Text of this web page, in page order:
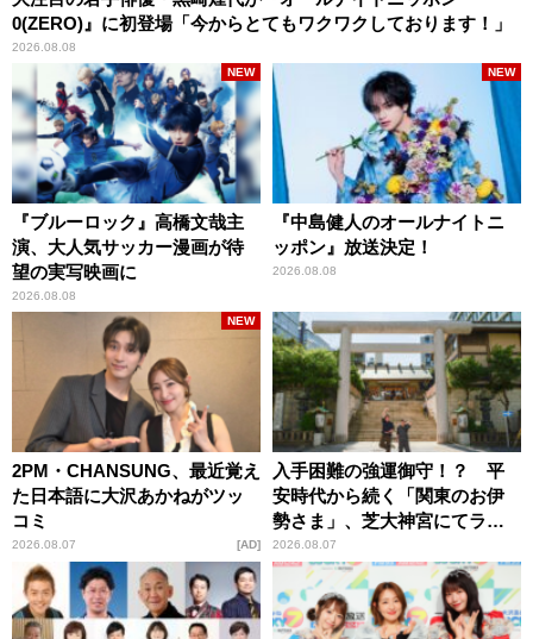
0(ZERO)』に初登場「今からとてもワクワクしております！」
2026.08.08
『ブルーロック』高橋文哉主
演、大人気サッカー漫画が待
望の実写映画に
2026.08.08
NEW
『中島健人のオールナイトニ
ッポン』放送決定！
2026.08.08
NEW
2PM・CHANSUNG、最近覚え
た日本語に大沢あかねがツッ
コミ
2026.08.07
NEW
AD
入手困難の強運御守！？ 平
安時代から続く「関東のお伊
勢さま」、芝大神宮にてラン
パンプスが合格祈願！
2026.08.07